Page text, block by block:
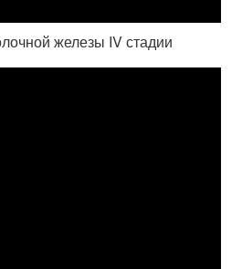
железы IV стадии